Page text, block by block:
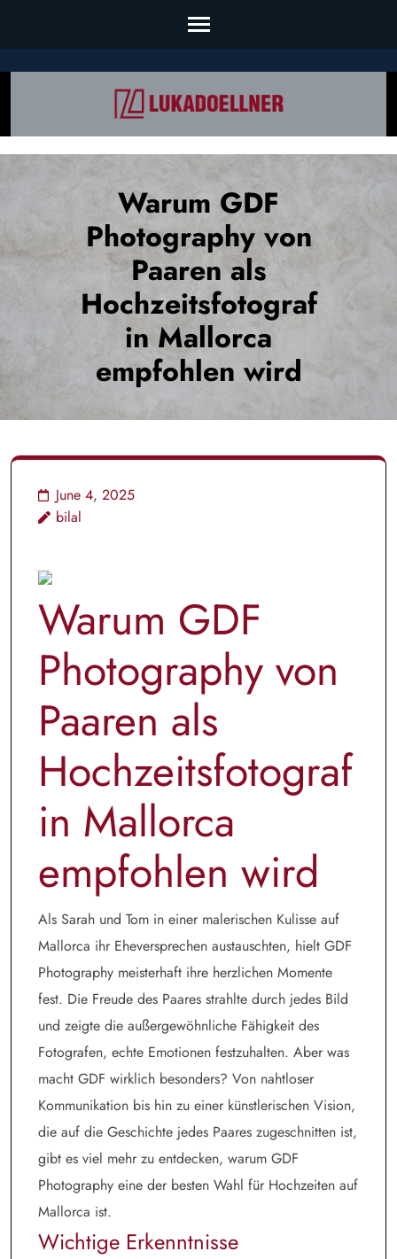
Warum GDF
Photography von
Paaren als
Hochzeitsfotograf
in Mallorca
empfohlen wird
June 4, 2025
bilal
Warum GDF
Photography von
Paaren als
Hochzeitsfotograf
in Mallorca
empfohlen wird
Als Sarah und Tom in einer malerischen Kulisse auf
Mallorca ihr Eheversprechen austauschten, hielt GDF
Photography meisterhaft ihre herzlichen Momente
fest. Die Freude des Paares strahlte durch jedes Bild
und zeigte die außergewöhnliche Fähigkeit des
Fotografen, echte Emotionen festzuhalten. Aber was
macht GDF wirklich besonders? Von nahtloser
Kommunikation bis hin zu einer künstlerischen Vision,
die auf die Geschichte jedes Paares zugeschnitten ist,
gibt es viel mehr zu entdecken, warum GDF
Photography eine der besten Wahl für Hochzeiten auf
Mallorca ist.
Wichtige Erkenntnisse